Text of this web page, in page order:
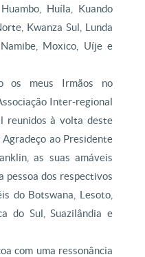
Huíla, Kuando
Kwanza Sul, Lunda
Moxico, Uíje e
os meus Irmãos no
Inter-regional
reunidos à volta deste
ao Presidente
as suas amáveis
pessoa dos respectivos
do Botswana, Lesoto,
do Sul, Suazilândia e
com uma ressonância